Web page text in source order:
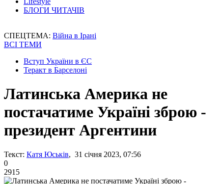
БЛОГИ ЧИТАЧІВ
СПЕЦТЕМА: Війна в Ірані
ВСІ ТЕМИ
Вступ України в ЄС
Теракт в Барселоні
Латинська Америка не
постачатиме Україні зброю -
президент Аргентини
Текст: Катя Юськів, 31 січня 2023, 07:56
0
2915